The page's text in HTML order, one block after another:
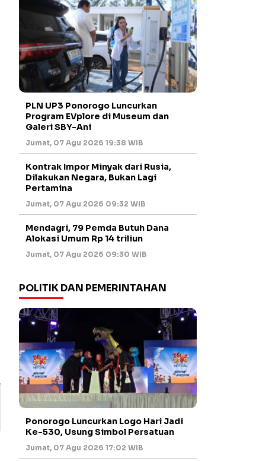
PLN UP3 Ponorogo Luncurkan
Program EVplore di Museum dan
Galeri SBY-Ani
Jumat, 07 Agu 2026 19:38 WIB
Kontrak Impor Minyak dari Rusia,
Dilakukan Negara, Bukan Lagi
Pertamina
Jumat, 07 Agu 2026 09:32 WIB
Mendagri, 79 Pemda Butuh Dana
Alokasi Umum Rp 14 triliun
Jumat, 07 Agu 2026 09:30 WIB
POLITIK DAN PEMERINTAHAN
Ponorogo Luncurkan Logo Hari Jadi
Ke-530, Usung Simbol Persatuan
Jumat, 07 Agu 2026 17:02 WIB